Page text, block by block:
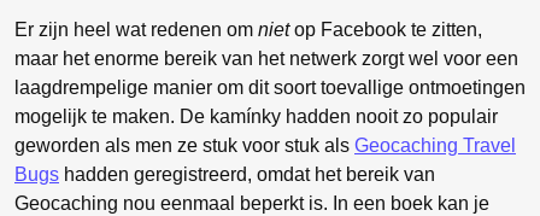
Er zijn heel wat redenen om nietop Facebook te zitten,
maar het enorme bereik van het netwerk zorgt wel voor een
laagdrempelige manier om dit soort toevallige ontmoetingen
mogelijk te maken. De kamínky hadden nooit zo populair
geworden als men ze stuk voor stuk als Geocaching Travel
Bugs hadden geregistreerd, omdat het bereik van
Geocaching nou eenmaal beperkt is. In een boek kan je